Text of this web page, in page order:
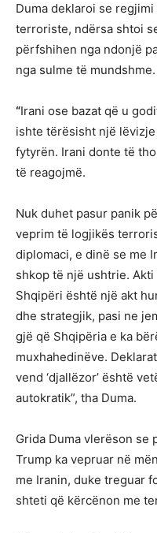
Duma deklaroi se
terroriste, ndërsa shtoi
përfshihen nga ndonjë
nga sulme të mundshme.
“Irani ose bazat që u
ishte tërësisht një
fytyrën. Irani donte të
të reagojmë.
Nuk duhet pasur panik
veprim të logjikës
diplomaci, e dinë se me
shkop të një ushtrie.
Shqipëri është një akt
dhe strategjik, pasi ne
gjë që Shqipëria e ka
muxhahedinëve.
vend ‘djallëzor’ është
autokratik”, tha Duma.
Grida Duma vlerëson se
Trump ka vepruar në
me Iranin, duke treguar
shteti që kërcënon me